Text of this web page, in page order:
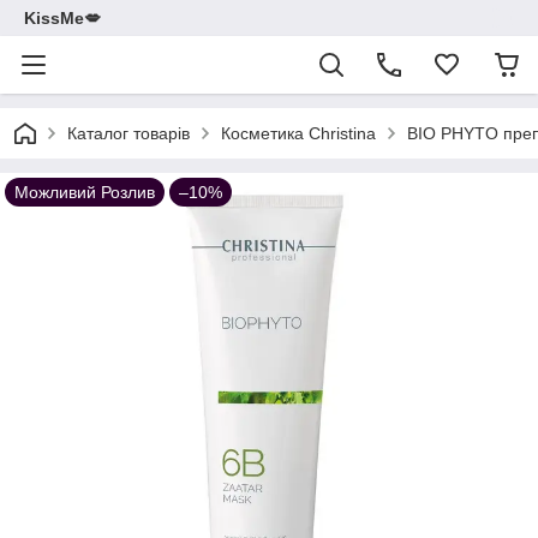
KissMe💋
Каталог товарів Косметика Christina BIO PHYTO
Можливий Розлив –10%